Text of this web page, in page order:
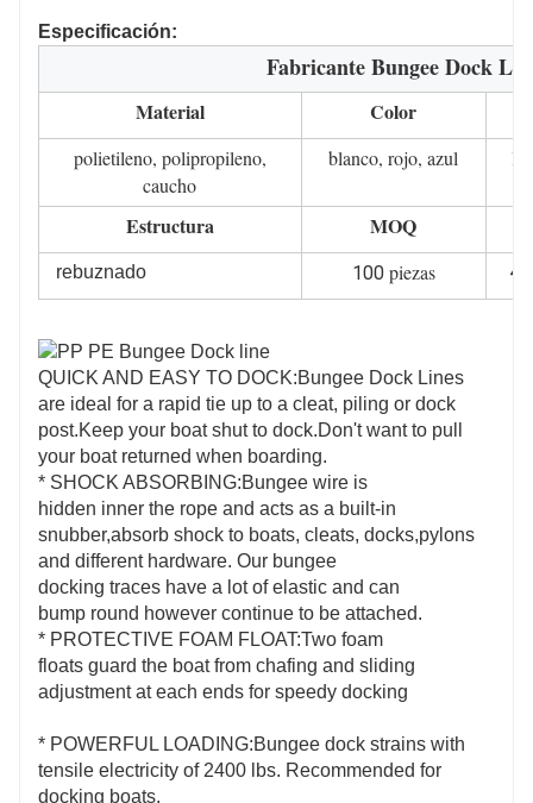
Especificación:
Fabricante Bungee Dock
Material Color
polietileno, polipropileno,
caucho
blanco, rojo, azul
Estructura MOQ
rebuznado 100 piezas 4
QUICK AND EASY TO DOCK:Bungee Dock Lines
are ideal for a rapid tie up to a cleat, piling or dock
post.Keep your boat shut to dock.Don't want to pull
your boat returned when boarding.
* SHOCK ABSORBING:Bungee wire is
hidden inner the rope and acts as a built-in
snubber,absorb shock to boats, cleats, docks,pylons
and different hardware. Our bungee
docking traces have a lot of elastic and can
bump round however continue to be attached.
* PROTECTIVE FOAM FLOAT:Two foam
floats guard the boat from chafing and sliding
adjustment at each ends for speedy docking
* POWERFUL LOADING:Bungee dock strains with
tensile electricity of 2400 lbs. Recommended for
docking boats.